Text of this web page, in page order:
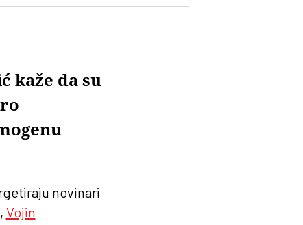
kaže da su
novinari
Vojin